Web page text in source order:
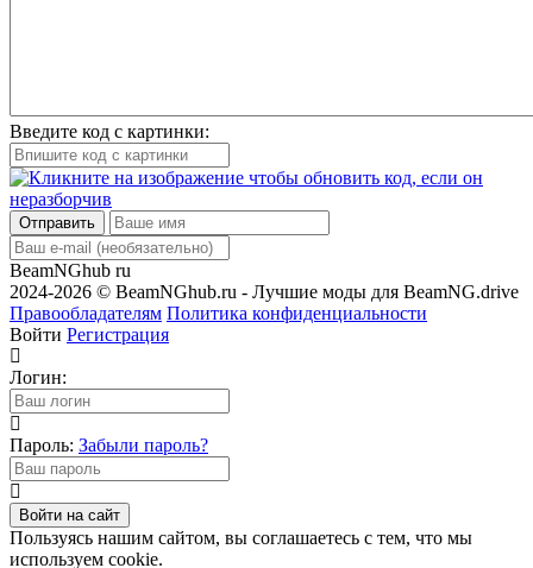
Введите код с картинки:
Отправить
BeamNGhub ru
2024-2026 © BeamNGhub.ru - Лучшие моды для BeamNG.drive
Правообладателям Политика конфиденциальности
Войти Регистрация
Логин:
Пароль: Забыли пароль?
Войти на сайт
Пользуясь нашим сайтом, вы соглашаетесь с тем, что мы
используем cookie.